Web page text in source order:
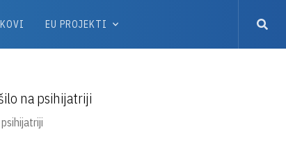
EU PROJEKTI
na psihijatriji